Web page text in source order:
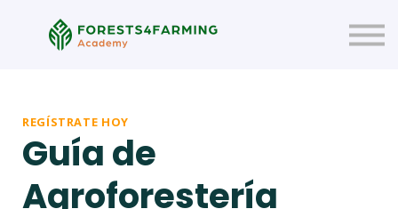
About us
REGÍSTRATE HOY
Guía de
Agroforestería